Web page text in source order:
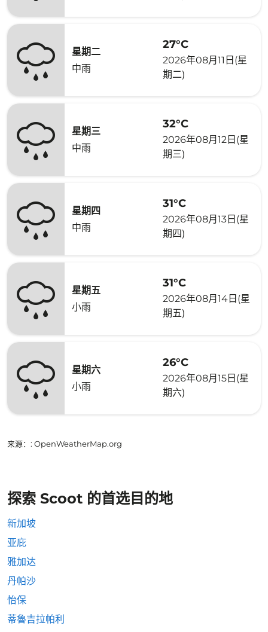
星期二
中雨
27°C
2026年08月11日(星
期二)
星期三
中雨
32°C
2026年08月12日(星
期三)
星期四
中雨
31°C
2026年08月13日(星
期四)
星期五
小雨
31°C
2026年08月14日(星
期五)
星期六
小雨
26°C
2026年08月15日(星
期六)
来源： : OpenWeatherMap.org
探索 Scoot 的首选目的地
新加坡
亚庇
雅加达
丹帕沙
怡保
蒂魯吉拉帕利